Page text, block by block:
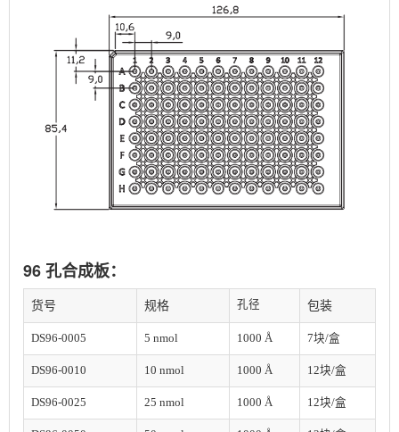
96 孔合成板：
货号 规格 孔径 包装
DS96-0005 5 nmol 1000 Å 7块/盒
DS96-0010 10 nmol 1000 Å 12块/盒
DS96-0025 25 nmol 1000 Å 12块/盒